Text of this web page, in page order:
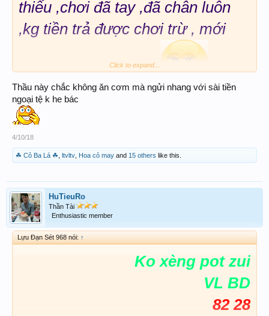
thiếu ,chơi đã tay ,đã chân luôn
,kg tiền trả được chơi trừ , mới
nghe thầu nói vậy á ,
Click to expand...
Thầu này chắc không ăn cơm mà ngửi nhang với sài tiền
ngoại tệ k he bác
4/10/18
☘ Cỏ Ba Lá ☘ ltvltv Hoa cỏ may and 15 others like this.
HuTieuRo
Thần Tài
Enthusiastic member
Lựu Đạn Sét 968 nói: ↑
Ko xèng pot zui
VL BD
82 28